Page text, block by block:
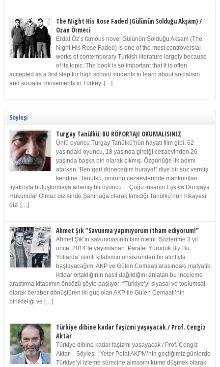
The Night His Rose Faded (Gülünün Solduğu Akşam) /
Ozan Örmeci
Erdal Öz’s famous novel Gülünün Solduğu Akşam (The
Night His Rose Faded) is one of the most controversial
works of contemporary Turkish literature largely because
of its topic. The book is so important that it is often
accepted as a first step for high school students to learn about socialism
and socialist movements in Turkey. […]
Söyleşi
Turgay Tanülkü: BU RÖPORTAJI OKUMALISINIZ
Ünlü oyuncu Turgay Tanülkü’nün hayatı film gibi. 62
yaşındaki oyuncu, 18 yaşında girdiği cezaevinden 26
yaşında başka biri olarak çıkmış. Özgürlüğe ilk adımı
atarken “Ben geri döneceğim buraya!” diye bir söz vermiş
kendine. Tanülkü, ömrünü cezaevlerinde mahkumları
tiyatroyla buluşturmaya adamış bir oyuncu… Çoğu insanın Eşkıya Dünyaya
Hükümdar Olmaz dizisinde Şahinağa olarak tanıdığı Tanülkü’nün hikayesi
dizi […]
Ahmet Şık “Savunma yapmıyorum itham ediyorum!”
Ahmet Şık’ın savunmasının tam metni: Sözlerime 3 yıl
önce, 2014’te yayımlanan ‘Paralel Yürüdük Biz Bu
Yollarda’ isimli kitabımın önsözünden bir alıntıyla
başlayacağım. AKP ve Gülen Cemaati arasındaki mafyatik
iktidar ortaklığının nasıl dağıldığını anlatan bu inceleme-
araştırma kitabımın önsözü şöyle başlıyor: “Türkiye’yi siyasal ve toplumsal
olarak beraber dönüştüren iki güç olan AKP ile Gülen Cemaati’nin
birlikteliği ve […]
Türkiye dibine kadar faşizmi yaşayacak / Prof. Cengiz
Aktar
Türkiye dibine kadar faşizmi yaşayacak / Prof. Cengiz
Aktar – Söyleşi : Yeter Polat AKPM’nin geçtiğimiz günlerde
Türkiye’yi izleme sürecine almasını küme düşmek olarak